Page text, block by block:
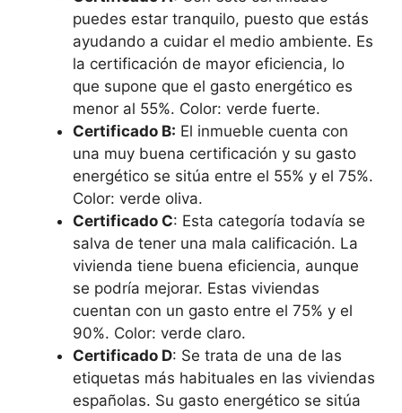
puedes estar tranquilo, puesto que estás
ayudando a cuidar el medio ambiente. Es
la certificación de mayor eficiencia, lo
que supone que el gasto energético es
menor al 55%. Color: verde fuerte.
Certificado B: El inmueble cuenta con
una muy buena certificación y su gasto
energético se sitúa entre el 55% y el 75%.
Color: verde oliva.
Certificado C: Esta categoría todavía se
salva de tener una mala calificación. La
vivienda tiene buena eficiencia, aunque
se podría mejorar. Estas viviendas
cuentan con un gasto entre el 75% y el
90%. Color: verde claro.
Certificado D: Se trata de una de las
etiquetas más habituales en las viviendas
españolas. Su gasto energético se sitúa